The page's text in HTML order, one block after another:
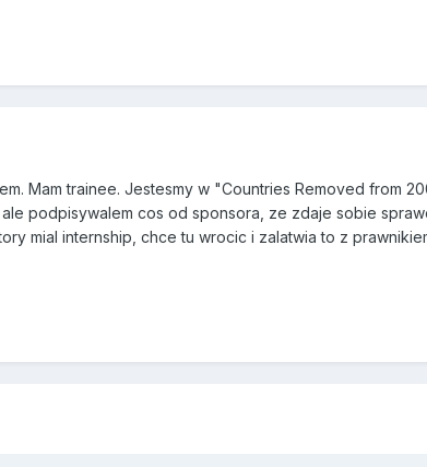
Mam trainee. Jestesmy w "Countries Removed from
podpisywalem cos od sponsora, ze zdaje sobie
mial internship, chce tu wrocic i zalatwia to z